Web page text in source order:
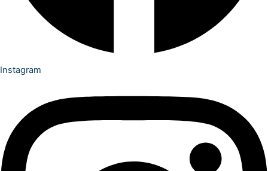
Instagram